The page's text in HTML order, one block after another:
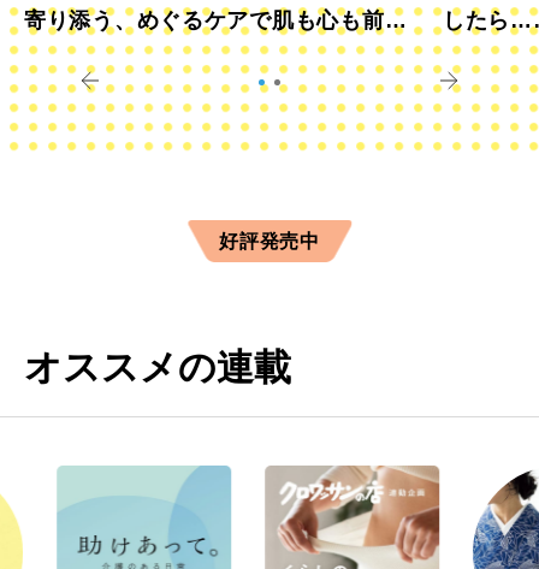
寄り添う、めぐるケアで肌も心も前向
きに
したら
すか？
好評発売中
オススメの連載